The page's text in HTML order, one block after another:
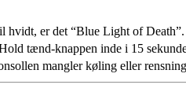
hvidt, er det “Blue Light of Death”.
tænd-knappen inde i 15
mangler køling eller